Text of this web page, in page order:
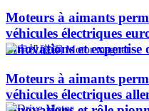
Moteurs à aimants
véhicules électriques
innovations et
Moteurs à aimants
véhicules électriques